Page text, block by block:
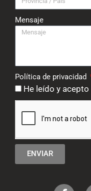
Mensaje
Política de privacidad
He leído y acepto
ENVIAR